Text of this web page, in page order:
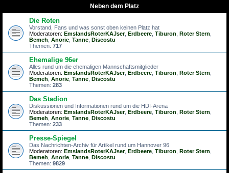
Neben dem Platz
Die Roten
Vorstand, Fans und was sonst oben keinen Platz hat
Moderatoren: EmslandsRoterKAJser, Erdbeere Tiburon Roter Stern
Bemeh Anorie Tanne Discostu
Themen: 717
Ehemalige 96er
Alles rund um die ehemaligen Mannschaftsmitglieder
Moderatoren: EmslandsRoterKAJser, Erdbeere Tiburon Roter Stern
Bemeh Anorie Tanne Discostu
Themen: 283
Das Stadion
Diskussionen und Informationen rund um die HDI-Arena
Moderatoren: EmslandsRoterKAJser, Erdbeere Tiburon Roter Stern
Bemeh Anorie Tanne Discostu
Themen: 233
Presse-Spiegel
Das Nachrichten-Archiv für Artikel rund um Hannover 96
Moderatoren: EmslandsRoterKAJser, Erdbeere Tiburon Roter Stern
Bemeh Anorie Tanne Discostu
Themen: 9829